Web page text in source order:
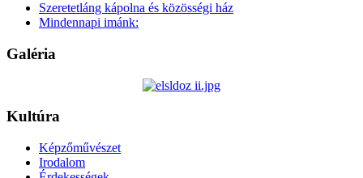
Szeretetláng kápolna és közösségi ház
Mindennapi imánk:
Galéria
Kultúra
Képzőművészet
Irodalom